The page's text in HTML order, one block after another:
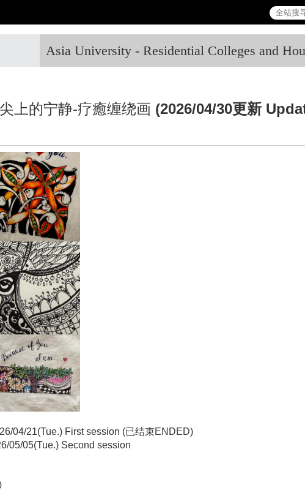
Asia University - Residential Colleges and
上的宁静-疗癒缠绕画 (2026/04/30更新
04/21(Tue.) First session (已结束ENDED)
Second session